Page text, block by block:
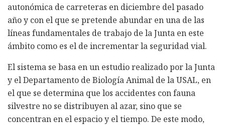
autonómica de carreteras en diciembre del pasado
año y con el que se pretende abundar en una de las
líneas fundamentales de trabajo de la Junta en este
ámbito como es el de incrementar la seguridad vial.
El sistema se basa en un estudio realizado por la Junta
y el Departamento de Biología Animal de la USAL, en
el que se determina que los accidentes con fauna
silvestre no se distribuyen al azar, sino que se
concentran en el espacio y el tiempo. De este modo,